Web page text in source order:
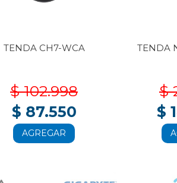
TENDA CH7-WCA
$ 102.998
$ 87.550
AGREGAR
TENDA
$
$